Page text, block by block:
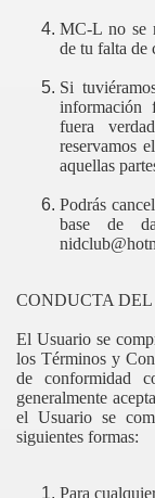
MC-L no se
de tu falta de
Si
información
fuera
reservamos
aquellas
Podrás
base de
CONDUCTA
El Usuario se
los Términos y
de conformidad
generalmente
el Usuario se
siguientes formas:
Para